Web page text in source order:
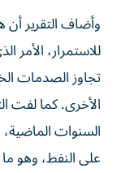
وأضاف التقرير أن
للاستمرار، الأمر
تجاوز الصدمات
الأخرى. كما لفت
السنوات
على النفط، وهو